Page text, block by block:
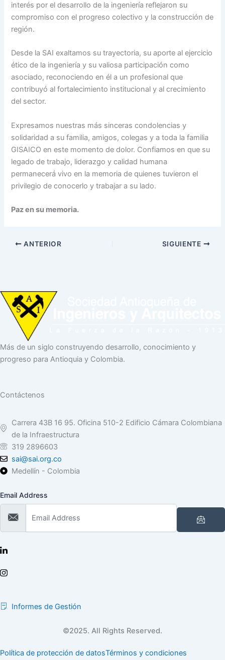
interés por el desarrollo de la ingeniería reflejaron su
compromiso con el progreso colectivo y la construcción de
región.
Desde la SAI exaltamos su trayectoria, su aporte al ejercicio
ético de la ingeniería y su valiosa participación como
asociado, reconociendo en él a un profesional que
contribuyó al fortalecimiento institucional y al crecimiento
del sector.
Expresamos nuestras más sinceras condolencias y
solidaridad a su familia, amigos, colegas y a toda la familia
GISAICO en este momento de dolor. Confiamos en que su
legado de trabajo, liderazgo y calidad humana
permanecerá vivo en la memoria de quienes tuvieron el
privilegio de conocerlo y trabajar a su lado.
Paz en su memoria.
ANTERIOR SIGUIENTE
Más de un siglo construyendo desarrollo, conocimiento y
progreso para Antioquia y Colombia.
Contáctenos
Carrera 43B 16 95. Oficina 510-2 Edificio Cámara Colombiana
de la Infraestructura
319 2896603
sai@sai.org.co
Medellín - Colombia
Email Address
Informes de Gestión
©2025. All Rights Reserved.
Política de protección de datosTérminos y condiciones